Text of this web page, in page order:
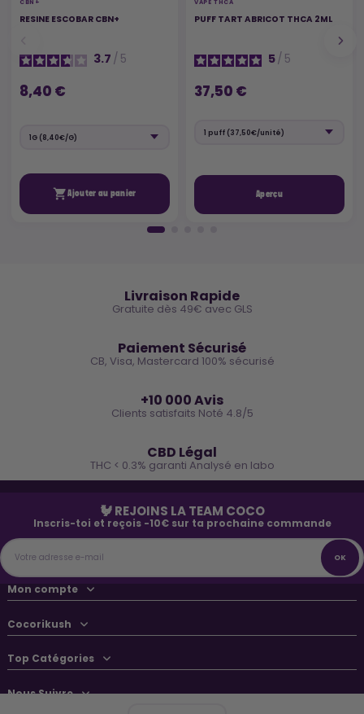
CBN+
RESINE ESCOBAR CBN+
3.7 / 5
8,40 €
Ajouter au panier
VAPE THCA
PUFF TART ABRICOT THCA 2ML
5/ 5
37,50 €
Aperçu
Livraison Rapide
Gratuite dès 49€ avec GLS
Paiement Sécurisé
CB, Visa, Mastercard 100% sécurisé
+10 000 Avis
Clients satisfaits Noté 4.8/5
CBD Légal
THC < 0.3% garanti Analysé en labo
🐓 REJOINS LA TEAM COCO
Inscris-toi et reçois -10€ sur ta prochaine commande
Mon compte
Cocorikush
Top Catégories
Nous Suivre